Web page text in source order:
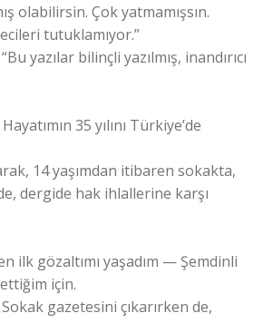
olabilirsin. Çok yatmamışsın.
tutuklamıyor.”
yazılar bilinçli yazılmış, inandırıcı
35 yılını Türkiye’de
14 yaşımdan itibaren sokakta,
dergide hak ihlallerine karşı
ilk gözaltımı yaşadım — Şemdinli
için.
Sokak gazetesini çıkarırken de,